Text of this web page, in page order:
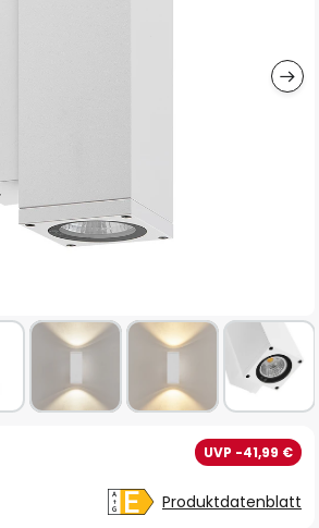
UVP -41,99 €
Produktdatenblatt